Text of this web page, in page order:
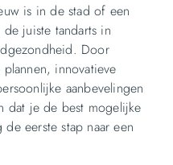
is in de stad of een
juiste tandarts in
Door
innovatieve
aanbevelingen
dat je de best mogelijke
eerste stap naar een